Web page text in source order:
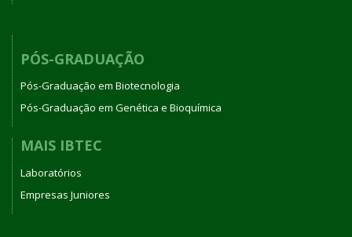
PÓS-GRADUAÇÃO
Pós-Graduação em Biotecnologia
Pós-Graduação em Genética e Bioquímica
MAIS IBTEC
Laboratórios
Empresas Juniores